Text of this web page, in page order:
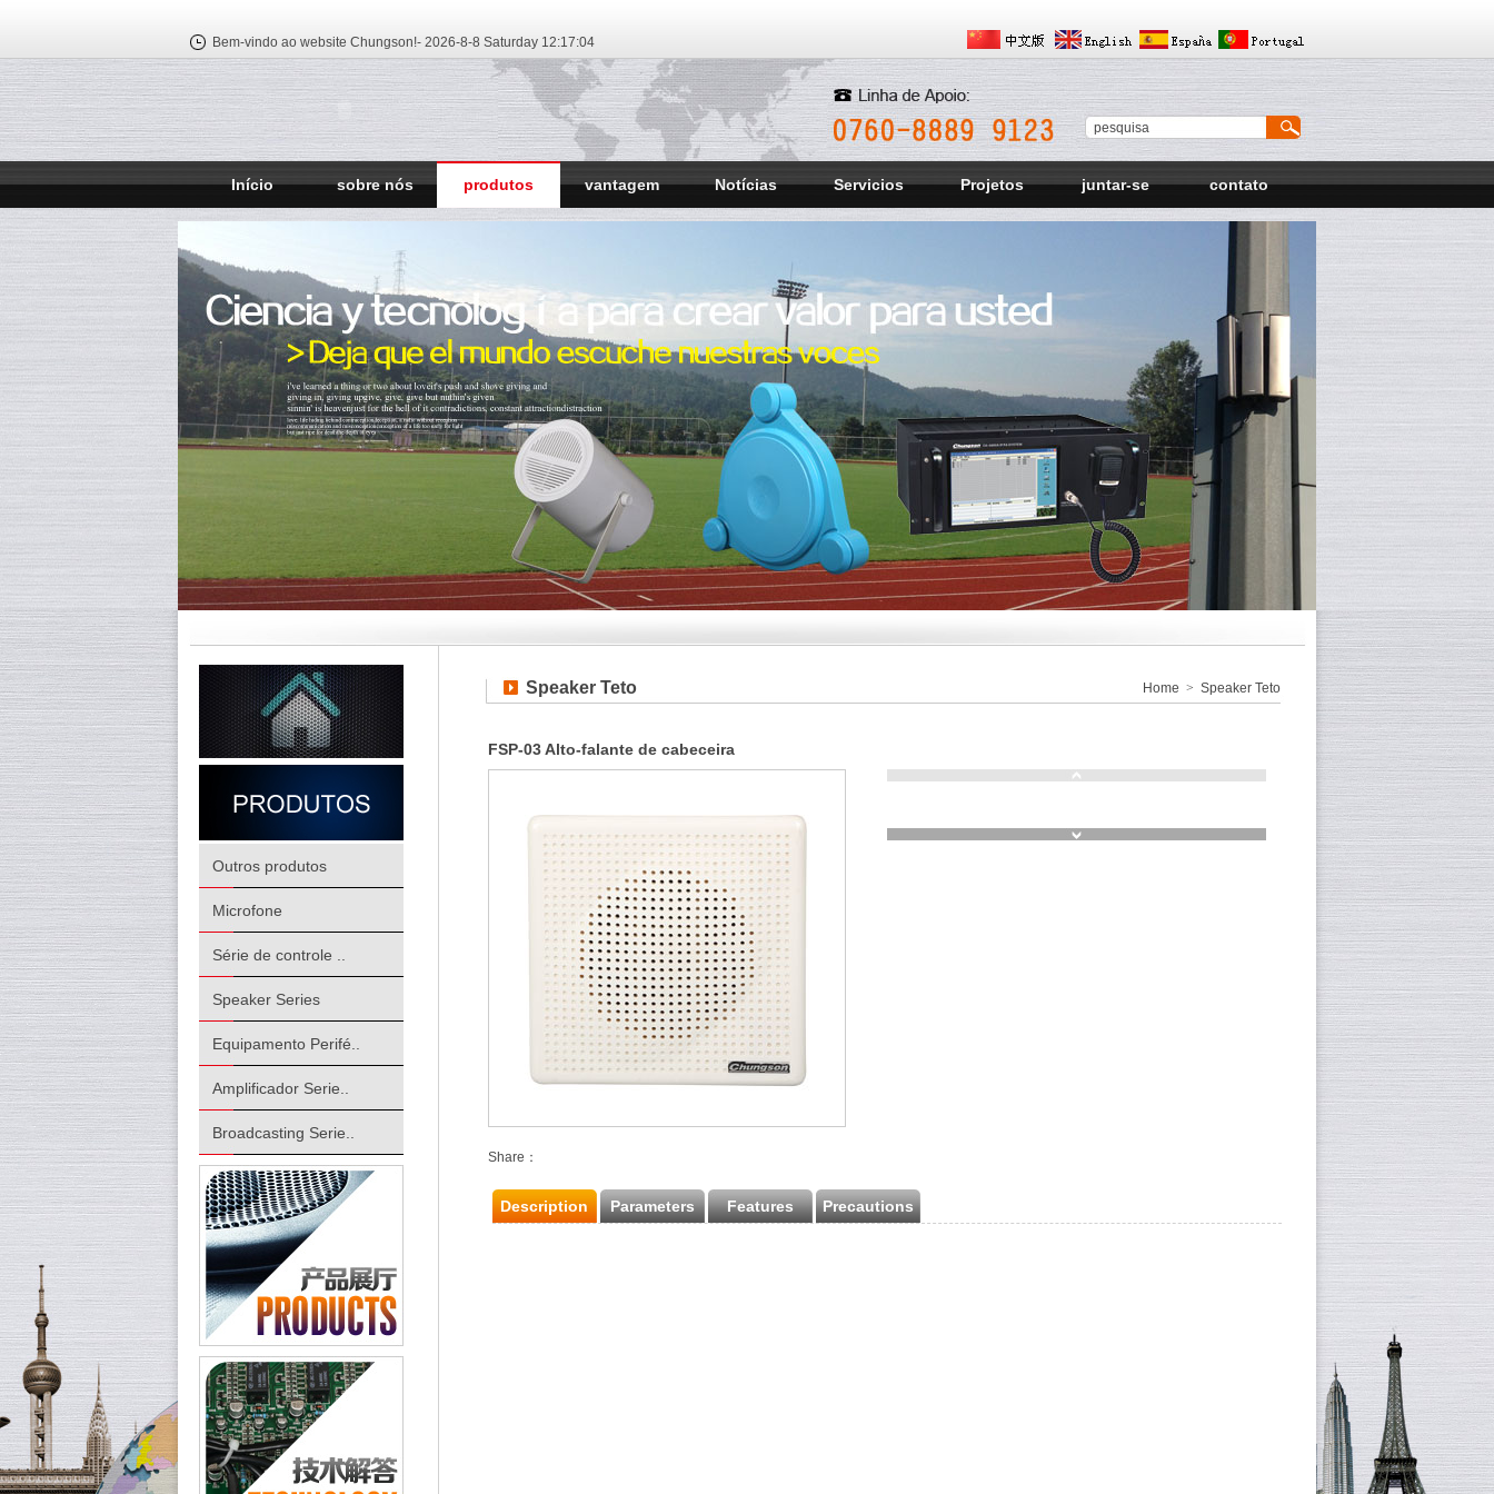
Bem-vindo ao website Chungson!- 2026-8-8 Saturday 12:17:05
Início sobre nós produtos vantagem Notícias Servicios Projetos juntar-se contato
Outros produtos
Microfone
Série de controle ..
Speaker Series
Equipamento Perifé..
Amplificador Serie..
Broadcasting Serie..
Speaker Teto Home > Speaker Teto
FSP-03 Alto-falante de cabeceira
Share：
Description Parameters Features Precautions